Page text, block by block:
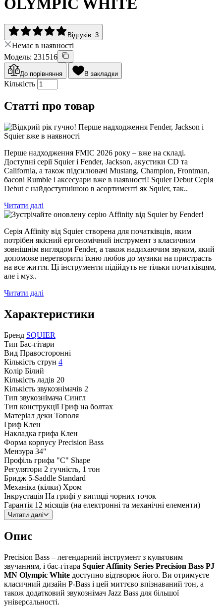
OLYMPIC WHITE
Відгуків: 3
Немає в наявності
Модель: 231516
До порівняння В закладки
Кількість
Статті про товар
Перше надходження FMIC 2026 року – вже на складі.
Доступні серії Squier і Fender, Jackson, акустики CD та
California, а також підсилювачі Mustang, Champion, Frontman,
басові Rumble і аксесуари вже в наявності! Squier Debut Серія
Debut є найдоступнішою в асортименті як Squier, так..
Читати далі
Серія Affinity від Squier створена для початківців, яким
потрібен якісний ергономічний інструмент з класичним
зовнішнім виглядом Fender, а також надихаючим звуком, який
допоможе перетворити їхню любов до музики на пристрасть
на все життя. Ці інструменти підійдуть не тільки початківцям,
але і муз..
Читати далі
Характеристики
Бренд SQUIER
Тип Бас-гітари
Вид Правосторонні
Кількість струн 4
Колір Білий
Кількість ладів 20
Кількість звукознімачів 2
Тип звукознімача Сингл
Тип конструкції Гриф на болтах
Матеріал деки Тополя
Гриф Клен
Накладка грифа Клен
Форма корпусу Precision Bass
Мензура 34"
Профіль грифа "C" Shape
Регулятори 2 гучність, 1 тон
Бридж 5-Saddle Standard
Механіка (кілки) Хром
Інкрустація На грифі у вигляді чорних точок
Гарантія 12 місяців (на електронні та механічні елементи)
Читати далі
Опис
Precision Bass – легендарний інструмент з культовим
звучанням, і бас-гітара Squier Affinity Series Precision Bass PJ
MN Olympic White доступно відтворює його. Ви отримуєте
класичний дизайн P-Bass і цей миттєво впізнаваний тон, а
також додатковий звукознімач Jazz Bass для більшої
універсальності.